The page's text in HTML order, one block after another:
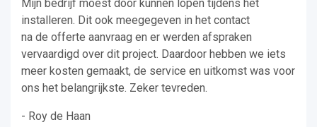
Mijn bedrijf moest door kunnen lopen tijdens het
installeren. Dit ook meegegeven in het contact
na de offerte aanvraag en er werden afspraken
vervaardigd over dit project. Daardoor hebben we iets
meer kosten gemaakt, de service en uitkomst was voor
ons het belangrijkste. Zeker tevreden.
- Roy de Haan